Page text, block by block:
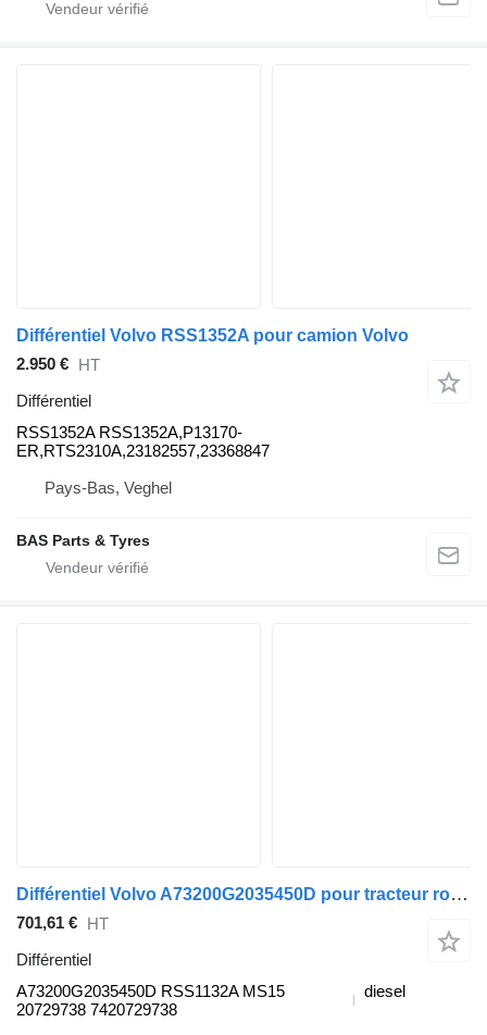
Différentiel Volvo RSS1352A pour camion Volvo
2.950 € HT
Différentiel
RSS1352A RSS1352A,P13170-
ER,RTS2310A,23182557,23368847
Pays-Bas, Veghel
BAS Parts & Tyres
Différentiel Volvo A73200G2035450D pour tracteur routier Volvo FL, FE (2005-2014)
701,61 €
HT
Différentiel
A73200G2035450D RSS1132A MS15
20729738 7420729738
diesel